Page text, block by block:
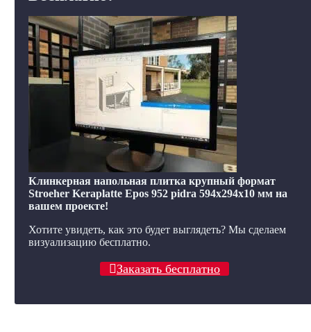
Клинкерная напольная плитка крупный формат
Stroeher Keraplatte Epos 952 pidra 594х294х10 мм на
вашем проекте!
Хотите увидеть, как это будет выглядеть? Мы сделаем
визуализацию бесплатно.
Заказать бесплатно